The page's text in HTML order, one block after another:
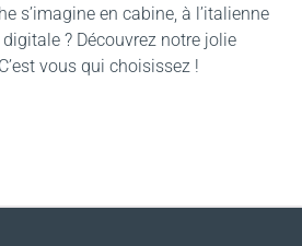
s’imagine en cabine, à l’italienne
? Découvrez notre jolie
vous qui choisissez !